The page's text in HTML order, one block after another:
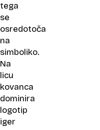
tega
se
osredotoča
na
simboliko.
Na
licu
kovanca
dominira
logotip
iger